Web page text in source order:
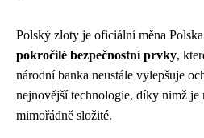
Polský zloty je oficiální měna
pokročilé bezpečnostní prvky,
národní banka neustále vylepšuje
nejnovější technologie, díky nimž
mimořádně složité.